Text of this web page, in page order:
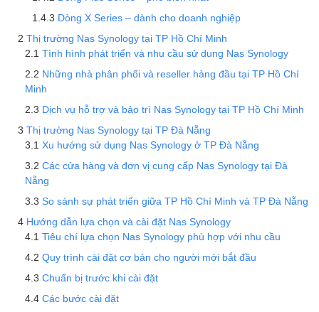
Dòng X Series – dành cho doanh nghiệp
Thị trường Nas Synology tại TP Hồ Chí Minh
Tình hình phát triển và nhu cầu sử dụng Nas Synology
Những nhà phân phối và reseller hàng đầu tại TP Hồ Chí
Minh
Dịch vụ hỗ trợ và bảo trì Nas Synology tại TP Hồ Chí Minh
Thị trường Nas Synology tại TP Đà Nẵng
Xu hướng sử dụng Nas Synology ở TP Đà Nẵng
Các cửa hàng và đơn vị cung cấp Nas Synology tại Đà
Nẵng
So sánh sự phát triển giữa TP Hồ Chí Minh và TP Đà Nẵng
Hướng dẫn lựa chọn và cài đặt Nas Synology
Tiêu chí lựa chọn Nas Synology phù hợp với nhu cầu
Quy trình cài đặt cơ bản cho người mới bắt đầu
Chuẩn bị trước khi cài đặt
Các bước cài đặt